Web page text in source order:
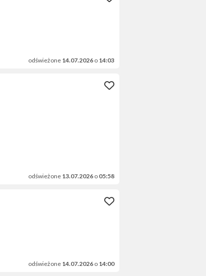
odświeżone 14.07.2026 o 14:03
odświeżone 13.07.2026 o 05:58
odświeżone 14.07.2026 o 14:00